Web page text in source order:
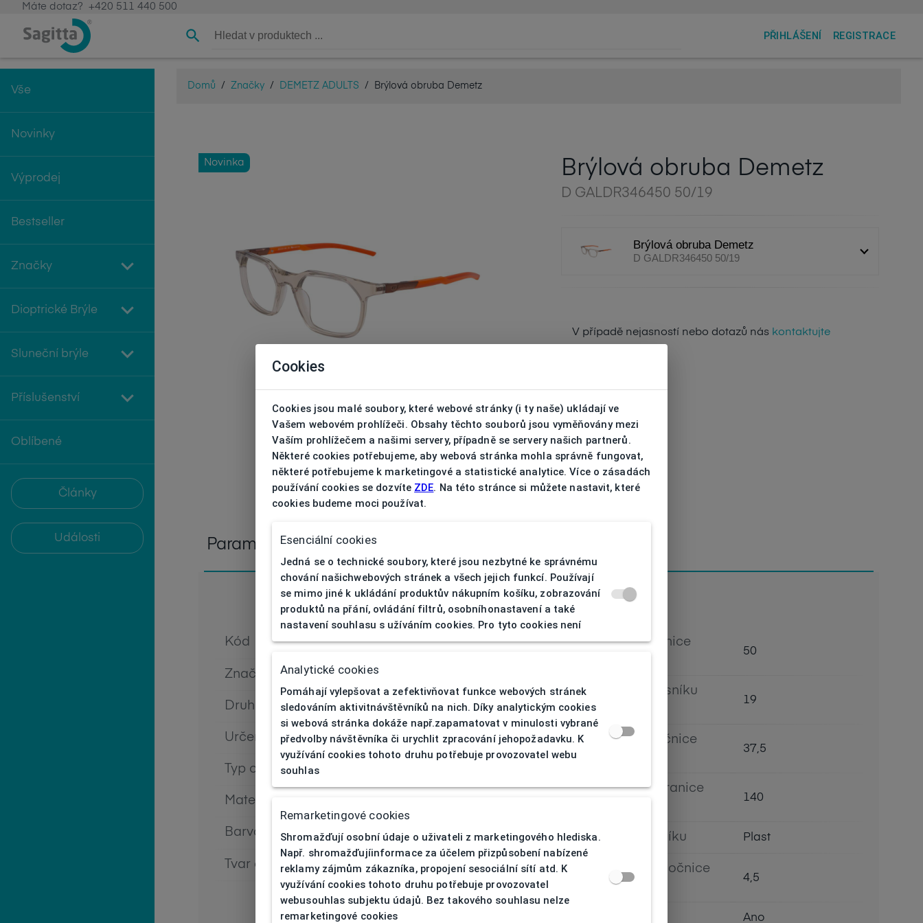
Máte dotaz? +420 511 440 500
PŘIHLÁŠENÍ REGISTRACE
Vše
Novinky
Výprodej
Bestseller
Značky
Dioptrické Brýle
Sluneční brýle
Příslušenství
Oblíbené
Články
Události
Domů / Značky / DEMETZ ADULTS / Brýlová obruba Demetz
Novinka Brýlová obruba Demetz
D GALDR346450 50/19
Brýlová obruba Demetz
D GALDR346450 50/19
V případě nejasností nebo dotazů nás kontaktujte
Parametry
Kód
Značka DEMETZ ADULTS
Druh obruby Dioptrické
Určení Pánská
Typ obruby
Materiál obruby
Barva obruby
Transparentní
Tvar obruby Nepravidelný
Šířka očnice
50
Šířka nosníku
19
Výška očnice
37,5
Délka stranice
140
Typ nosníku Plast
Prohnutí očnice
[báze]
4,5
Ano
Cookies
Cookies jsou malé soubory, které webové stránky (i ty naše) ukládají ve
Vašem webovém prohlížeči. Obsahy těchto souborů jsou vyměňovány mezi
Vaším prohlížečem a našimi servery, případně se servery našich partnerů.
Některé cookies potřebujeme, aby webová stránka mohla správně fungovat,
některé potřebujeme k marketingové a statistické analytice. Více o zásadách
používání cookies se dozvíte ZDE. Na této stránce si můžete nastavit, které
cookies budeme moci používat.
Esenciální cookies
Jedná se o technické soubory, které jsou nezbytné ke správnému
chování našichwebových stránek a všech jejich funkcí. Používají
se mimo jiné k ukládání produktův nákupním košíku, zobrazování
produktů na přání, ovládání filtrů, osobníhonastavení a také
nastavení souhlasu s užíváním cookies. Pro tyto cookies není
Analytické cookies
Pomáhají vylepšovat a zefektivňovat funkce webových stránek
sledováním aktivitnávštěvníků na nich. Díky analytickým cookies
si webová stránka dokáže např.zapamatovat v minulosti vybrané
předvolby návštěvníka či urychlit zpracování jehopožadavku. K
využívání cookies tohoto druhu potřebuje provozovatel webu
souhlas
Remarketingové cookies
Shromažďují osobní údaje o uživateli z marketingového hlediska.
Např. shromažďujíinformace za účelem přizpůsobení nabízené
reklamy zájmům zákazníka, propojení sesociální sítí atd. K
využívání cookies tohoto druhu potřebuje provozovatel
webusouhlas subjektu údajů. Bez takového souhlasu nelze
remarketingové cookies